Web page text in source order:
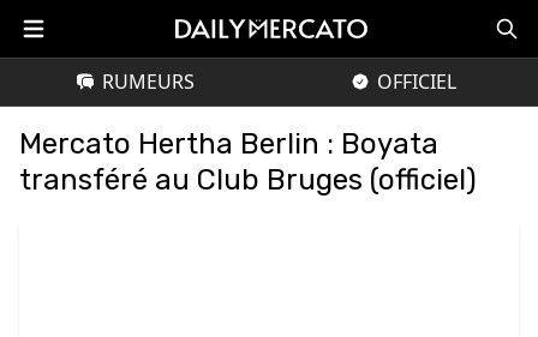
RUMEURS OFFICIEL
Mercato Hertha Berlin : Boyata
transféré au Club Bruges (officiel)